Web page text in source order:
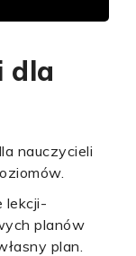
dla
nauczycieli
lekcji-
planów
plan.